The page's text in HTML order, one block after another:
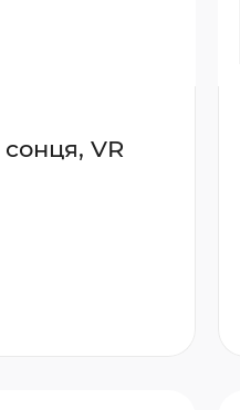
VR